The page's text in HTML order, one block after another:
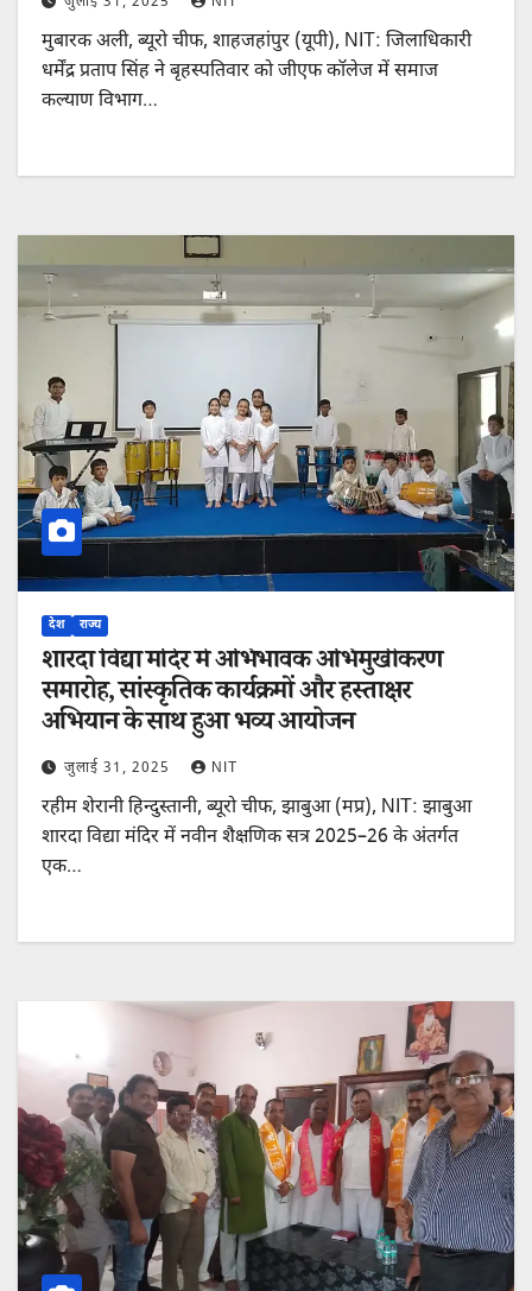
मुबारक अली, ब्यूरो चीफ, शाहजहांपुर (यूपी), NIT: जिलाधिकारी
धर्मेंद्र प्रताप सिंह ने बृहस्पतिवार को जीएफ कॉलेज में समाज
कल्याण विभाग…
देश राज्य
शारदा विद्या मंदिर में अभिभावक अभिमुखीकरण
समारोह, सांस्कृतिक कार्यक्रमों और हस्ताक्षर
अभियान के साथ हुआ भव्य आयोजन
जुलाई 31, 2025 NIT
रहीम शेरानी हिन्दुस्तानी, ब्यूरो चीफ, झाबुआ (मप्र), NIT: झाबुआ
शारदा विद्या मंदिर में नवीन शैक्षणिक सत्र 2025–26 के अंतर्गत
एक…